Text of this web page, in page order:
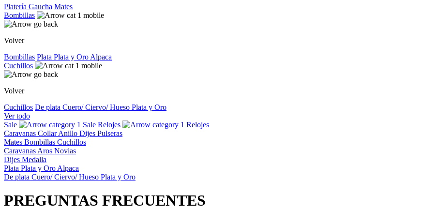
Platería Gaucha Mates
Bombillas
Volver
Bombillas Plata Plata y Oro Alpaca
Cuchillos
Volver
Cuchillos De plata Cuero/ Ciervo/ Hueso Plata y Oro
Ver todo
Sale
Sale Relojes
Relojes
Caravanas CollarAnillo Dijes Pulseras
Mates Bombillas Cuchillos
Caravanas Aros Novias
Dijes Medalla
Plata Plata y Oro Alpaca
De plata Cuero/ Ciervo/ Hueso Plata y Oro
PREGUNTAS FRECUENTES